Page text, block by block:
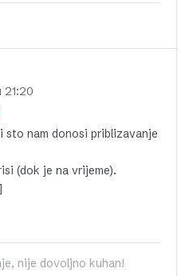
21:20
sto nam donosi priblizavanje
(dok je na vrijeme).
nije dovoljno kuhan!